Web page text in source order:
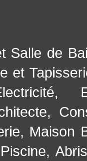
Salle de
et
,
,
, Maison
Piscine,